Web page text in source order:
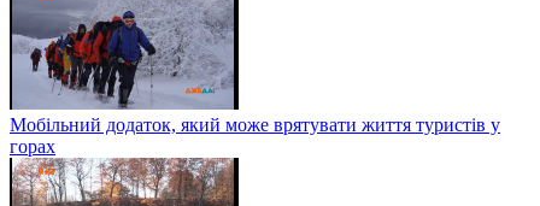
Мобільний додаток, який може врятувати життя туристів у
горах